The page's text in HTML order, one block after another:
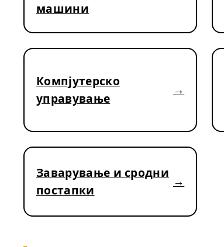
машини
Компјутерско
управување
Заварување и сродни
постапки